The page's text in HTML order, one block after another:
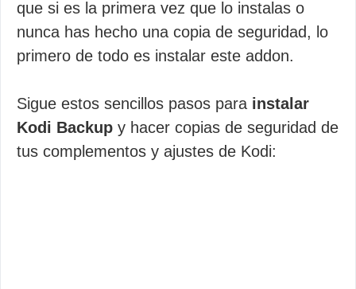
que si es la primera vez que lo instalas o
nunca has hecho una copia de seguridad, lo
primero de todo es instalar este addon.
Sigue estos sencillos pasos para instalar
Kodi Backup y hacer copias de seguridad de
tus complementos y ajustes de Kodi: